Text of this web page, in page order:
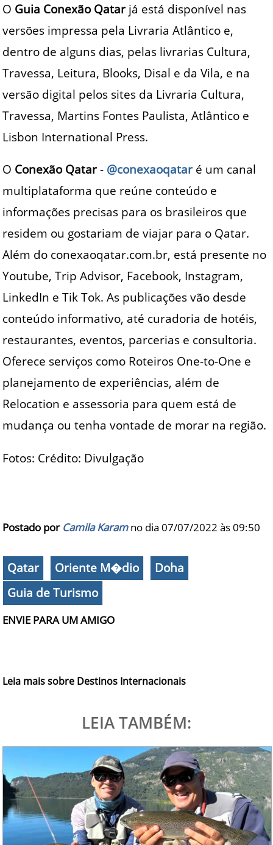
O Guia Conexão Qatarjá está disponível nas
versões impressa pela Livraria Atlântico e,
dentro de alguns dias, pelas livrarias Cultura,
Travessa, Leitura, Blooks, Disal e da Vila, e na
versão digital pelos sites da Livraria Cultura,
Travessa, Martins Fontes Paulista, Atlântico e
Lisbon International Press.
O Conexão Qatar- @conexaoqataré um canal
multiplataforma que reúne conteúdo e
informações precisas para os brasileiros que
residem ou gostariam de viajar para o Qatar.
Além do conexaoqatar.com.br, está presente no
Youtube, Trip Advisor, Facebook, Instagram,
LinkedIn e Tik Tok. As publicações vão desde
conteúdo informativo, até curadoria de hotéis,
restaurantes, eventos, parcerias e consultoria.
Oferece serviços como Roteiros One-to-One e
planejamento de experiências, além de
Relocation e assessoria para quem está de
mudança ou tenha vontade de morar na região.
Fotos: Crédito: Divulgação
Postado por Camila Karamno dia 07/07/2022 às09:50
Qatar Oriente M�dio
Doha
Guia de Turismo
ENVIE PARA UM AMIGO
Leia mais sobre Destinos Internacionais
LEIA TAMBÉM: